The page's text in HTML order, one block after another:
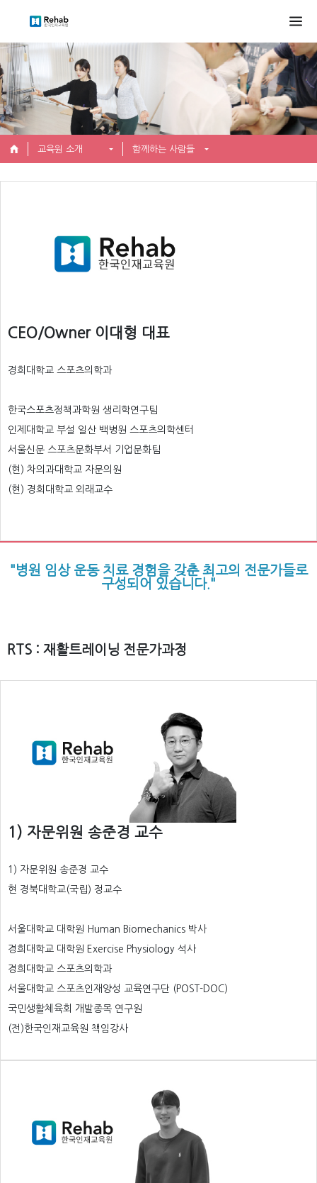
교육원 소개 함께하는 사람들
CEO/Owner 이대형 대표
경희대학교 스포츠의학과
한국스포츠정책과학원 생리학연구팀
인제대학교 부설 일산 백병원 스포츠의학센터
서울신문 스포츠문화부서 기업문화팀
(현) 차의과대학교 자문의원
(현) 경희대학교 외래교수
"병원 임상 운동 치료 경험을 갖춘 최고의 전문가들로
구성되어 있습니다."
RTS : 재활트레이닝 전문가과정
1) 자문위원 송준경 교수
1) 자문위원 송준경 교수
현 경북대학교(국립) 정교수
서울대학교 대학원 Human Biomechanics 박사
경희대학교 대학원 Exercise Physiology 석사
경희대학교 스포츠의학과
서울대학교 스포츠인재양성 교육연구단 (POST-DOC)
국민생활체육회 개발종목 연구원
(전)한국인재교육원 책임강사